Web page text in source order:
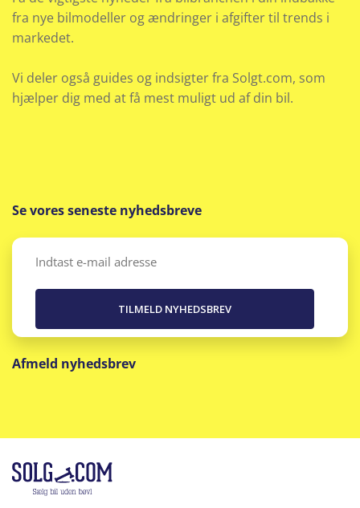
fra nye bilmodeller og ændringer i afgifter til trends i
markedet.
Vi deler også guides og indsigter fra Solgt.com, som
hjælper dig med at få mest muligt ud af din bil.
Se vores seneste nyhedsbreve
Email
Afmeld nyhedsbrev